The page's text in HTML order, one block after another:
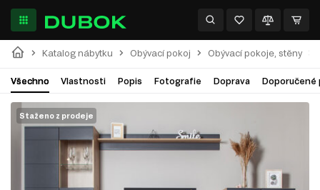
Katalog nábytku Obývací pokoj Obývací pokoje, stěny
Všechno Vlastnosti Popis Fotografie Doprava Doporučené
Staženo z prodeje